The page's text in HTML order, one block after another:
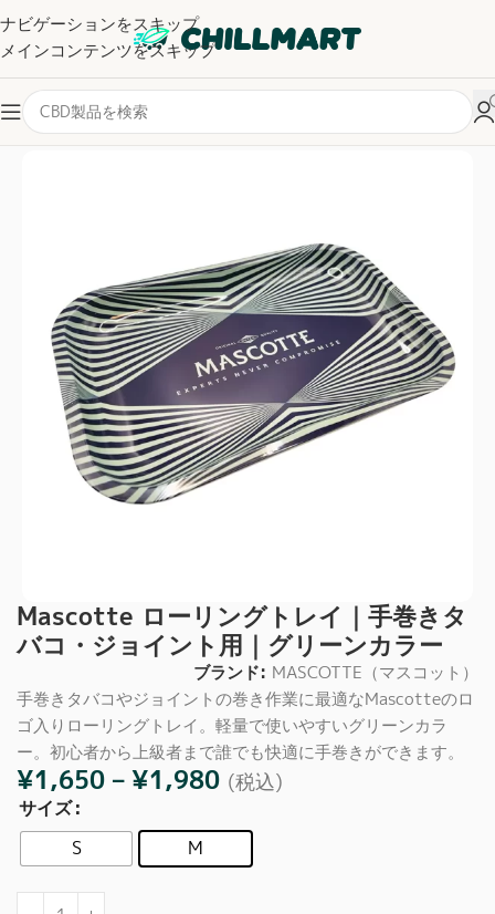
ナビゲーションをスキップ
メインコンテンツをスキップ
ホーム/グラインダー・トレイ
Mascotte ローリングトレイ｜手巻きタ
バコ・ジョイント用｜グリーンカラー
ブランド: MASCOTTE（マスコット）
手巻きタバコやジョイントの巻き作業に最適なMascotteのロ
ゴ入りローリングトレイ。軽量で使いやすいグリーンカラ
ー。初心者から上級者まで誰でも快適に手巻きができます。
¥1,650 –¥1,980 (税込)
サイズ
S
M